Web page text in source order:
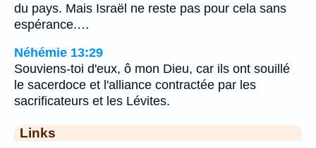
du pays. Mais Israël ne reste pas pour cela sans
espérance.…
Néhémie 13:29
Souviens-toi d'eux, ô mon Dieu, car ils ont souillé
le sacerdoce et l'alliance contractée par les
sacrificateurs et les Lévites.
Links